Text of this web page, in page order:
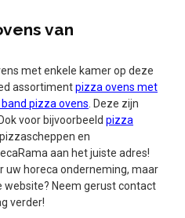
van
met enkele kamer op deze
assortiment pizza ovens met
band pizza ovens
. Deze zijn
voor bijvoorbeeld pizza
en
aan het juiste adres!
uw horeca onderneming, maar
website? Neem gerust contact
verder!